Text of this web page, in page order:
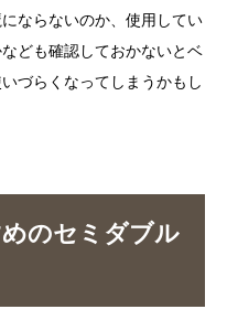
ならないのか、使用してい
ども確認しておかないとベ
づらくなってしまうかもし
のセミダブル